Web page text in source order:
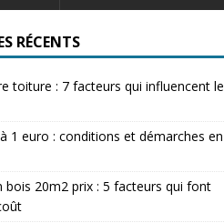
RÉCENTS
toiture : 7 facteurs qui influencent le
1 euro : conditions et démarches en
bois 20m2 prix : 5 facteurs qui font